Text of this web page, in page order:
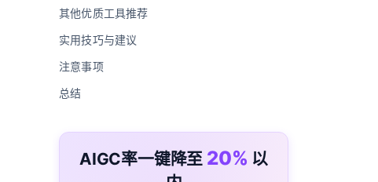
其他优质工具推荐
实用技巧与建议
注意事项
总结
AIGC率一键降至 20% 以